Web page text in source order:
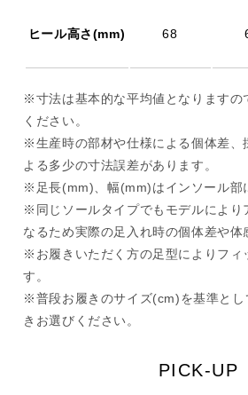
ヒール高さ(mm) 68
※寸法は基本的な平均値となりますの
ください。
※生産時の部材や仕様による個体差、
よる多少の寸法誤差があります。
※足長(mm)、幅(mm)はインソール部
※同じソールタイプでもモデルにより
なるため実際の足入れ時の個体差や体
※お履きいただく方の足型によりフィ
す。
※普段お履きのサイズ(cm)を基準とし
きお選びください。
PICK-UP